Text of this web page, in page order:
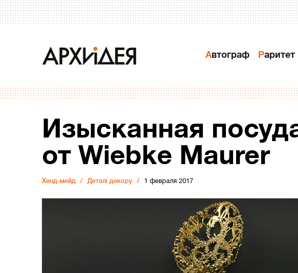
Автограф Раритет
Изысканная
от Wiebke Maurer
Хенд-мейд Деталі декору 1 февраля 2017